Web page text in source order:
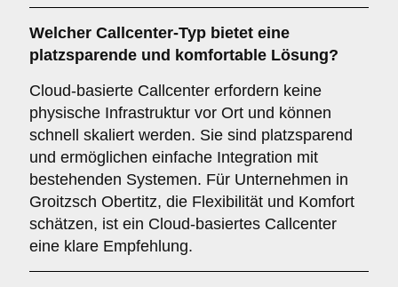
Welcher Callcenter-Typ bietet eine
platzsparende und komfortable Lösung?
Cloud-basierte Callcenter erfordern keine
physische Infrastruktur vor Ort und können
schnell skaliert werden. Sie sind platzsparend
und ermöglichen einfache Integration mit
bestehenden Systemen. Für Unternehmen in
Groitzsch Obertitz, die Flexibilität und Komfort
schätzen, ist ein Cloud-basiertes Callcenter
eine klare Empfehlung.